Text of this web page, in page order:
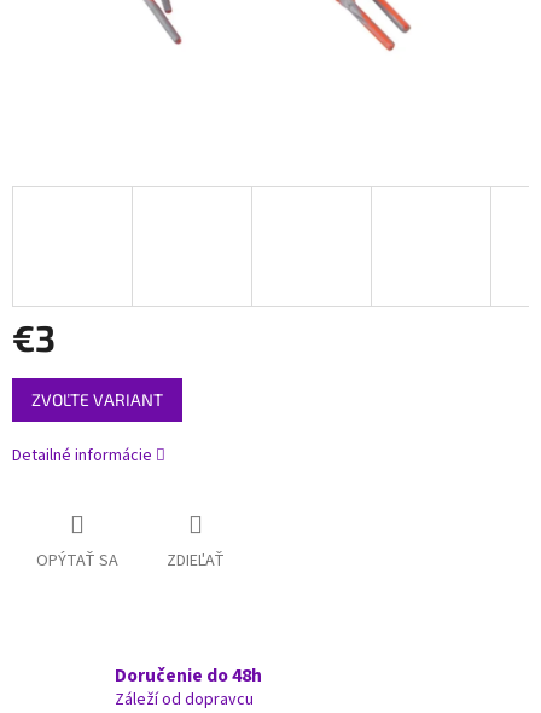
€3
Jednotková
cena:
ZVOĽTE VARIANT
Detailné informácie
OPÝTAŤ SA ZDIEĽAŤ
Doručenie do 48h
Záleží od dopravcu